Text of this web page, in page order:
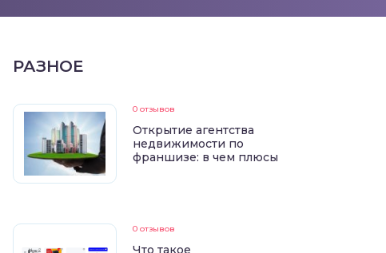
РАЗНОЕ
0 отзывов
Открытие агентства
недвижимости по
франшизе: в чем плюсы
0 отзывов
Что такое